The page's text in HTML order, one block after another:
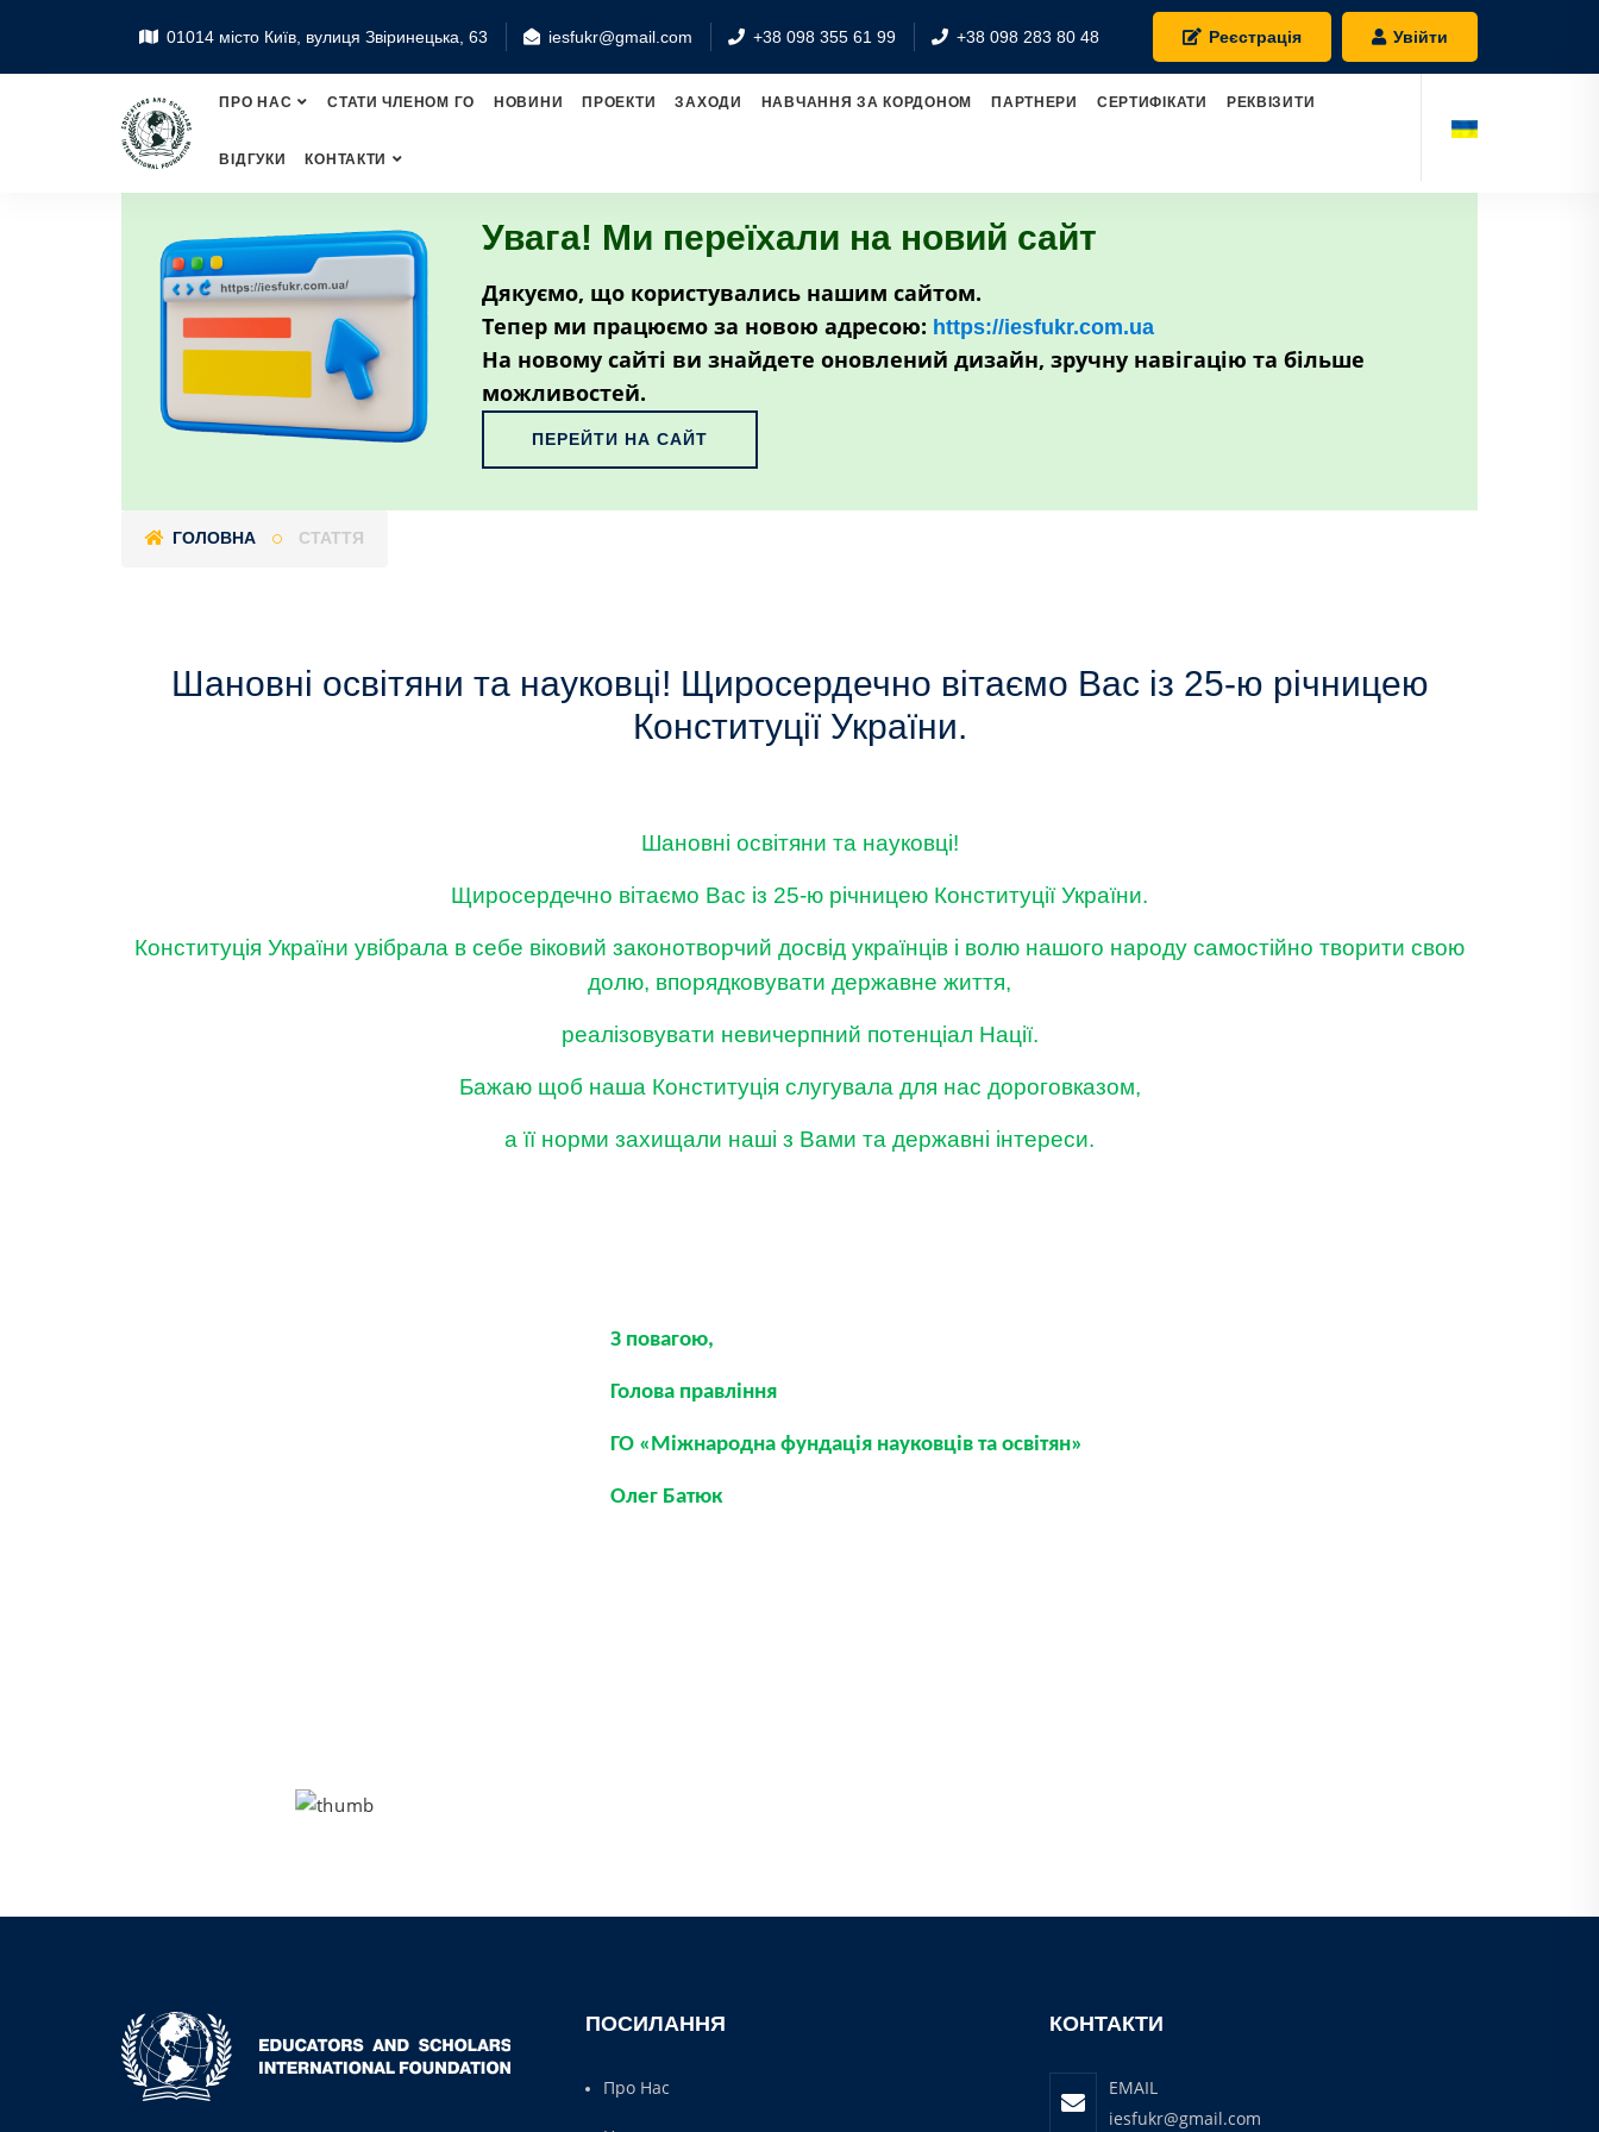
01014 місто Київ, вулиця Звіринецька, 63 iesfukr@gmail.com +38 098 355 61 99 +38 098 283 80 48 Реєстрація Увійти
ПРО НАС СТАТИ ЧЛЕНОМ ГО НОВИНИ ПРОЕКТИ ЗАХОДИ НАВЧАННЯ ЗА КОРДОНОМ ПАРТНЕРИ СЕРТИФІКАТИ РЕКВІЗИТИ
ВІДГУКИ КОНТАКТИ
Увага! Ми переїхали на новий сайт
Дякуємо, що користувались нашим сайтом.
Тепер ми працюємо за новою адресою: https://iesfukr.com.ua
На новому сайті ви знайдете оновлений дизайн, зручну навігацію та більше
можливостей.
ПЕРЕЙТИ НА САЙТ
ГОЛОВНА СТАТТЯ
Шановні освітяни та науковці! Щиросердечно вітаємо Вас із 25-ю річницею
Конституції України.
Шановні освітяни та науковці!
Щиросердечно вітаємо Вас із 25-ю річницею Конституції України.
Конституція України увібрала в себе віковий законотворчий досвід українців і волю нашого народу самостійно творити свою
долю, впорядковувати державне життя,
реалізовувати невичерпний потенціал Нації.
Бажаю щоб наша Конституція слугувала для нас дороговказом,
а її норми захищали наші з Вами та державні інтереси.
З повагою,
Голова правління
ГО «Міжнародна фундація науковців та освітян»
Олег Батюк
ПОСИЛАННЯ
Про Нас
КОНТАКТИ
EMAIL
iesfukr@gmail.com